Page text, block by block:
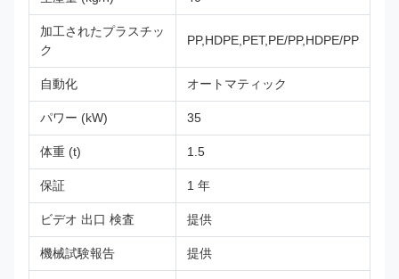
加工されたプラスチッ
ク
PP,HDPE,PET,PE/PP,HDPE/PP
自動化 オートマティック
パワー (kW) 35
体重 (t) 1.5
保証 1 年
ビデオ 出口 検査 提供
機械試験報告 提供